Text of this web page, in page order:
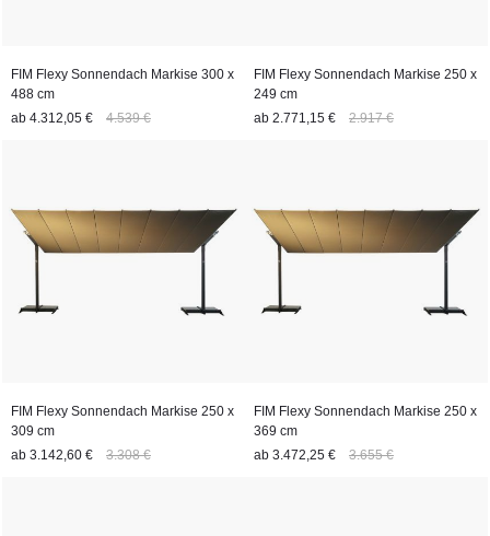
FIM Flexy Sonnendach Markise 300 x
488 cm
ab 4.312,05 € 4.539 €
FIM Flexy Sonnendach Markise 250 x
249 cm
ab 2.771,15 € 2.917 €
FIM Flexy Sonnendach Markise 250 x
309 cm
ab 3.142,60 € 3.308 €
FIM Flexy Sonnendach Markise 250 x
369 cm
ab 3.472,25 € 3.655 €